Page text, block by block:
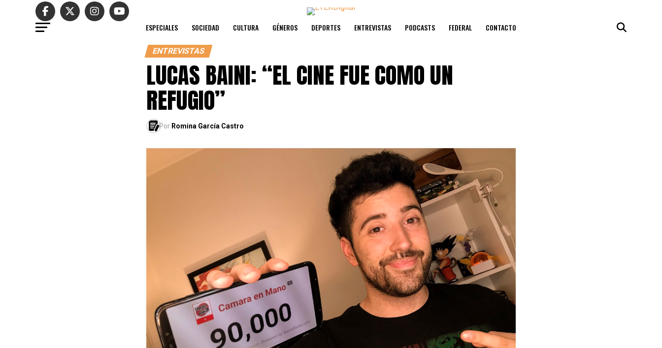
ESPECIALES SOCIEDAD CULTURA GÉNEROS DEPORTES ENTREVISTAS PODCASTS FEDERAL CONTACTO
ENTREVISTAS
LUCAS BAINI: “EL CINE FUE COMO UN
REFUGIO”
Por Romina García Castro